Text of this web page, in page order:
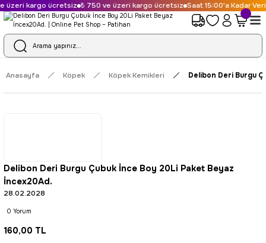
üzeri kargo ücretsiz ₺ 750 ve üzeri kargo ücretsiz Saat 15:00'a Kadar
Anasayfa Köpek Köpek Kemikleri Delibon Deri Burgu
Delibon Deri Burgu Çubuk İnce Boy 20Li Paket Beyaz
İncex20Ad.
28.02.2028
0 Yorum
160,00 TL